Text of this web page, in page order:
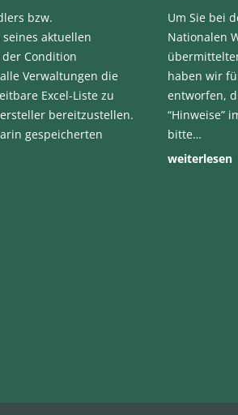
bzw.
aktuellen
Condition
Verwaltungen die
Excel-Liste zu
bereitzustellen.
gespeicherten
Um Sie bei
Nationalen
haben wir
entworfen,
“Hinweise”
bitte…
weiterlesen